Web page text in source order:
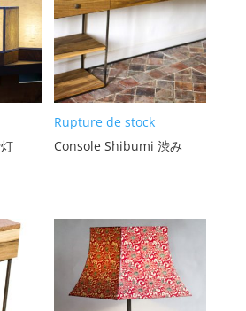
Rupture de stock
Console Shibumi 渋み